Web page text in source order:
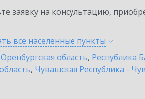
заявку на консультацию,
все населенные пункты
Оренбургская область, Республика
, Чувашская Республика -